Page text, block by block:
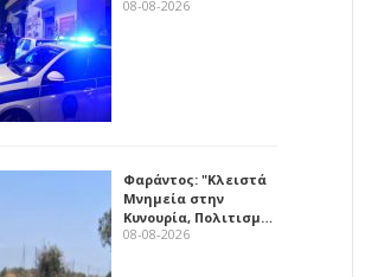
08-08-2026
Φαράντος: "Κλειστά
Μνημεία στην
Κυνουρία, Πολιτισμ…
08-08-2026